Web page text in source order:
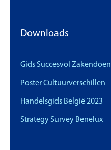
Downloads
Gids Succesvol Zakendoen
Poster Cultuurverschillen
Handelsgids België 2023
Strategy Survey Benelux